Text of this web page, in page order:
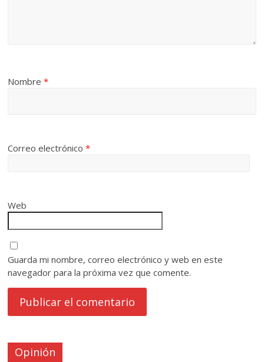
Nombre*
Correo electrónico*
Web
Guarda mi nombre, correo electrónico y web en este
navegador para la próxima vez que comente.
Opinión